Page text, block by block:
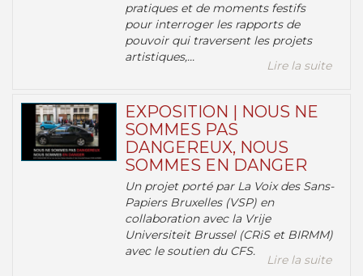
pratiques et de moments festifs
pour interroger les rapports de
pouvoir qui traversent les projets
artistiques,...
Lire la suite
EXPOSITION | NOUS NE
SOMMES PAS
DANGEREUX, NOUS
SOMMES EN DANGER
Un projet porté par La Voix des Sans-
Papiers Bruxelles (VSP) en
collaboration avec la Vrije
Universiteit Brussel (CRiS et BIRMM)
avec le soutien du CFS.
Lire la suite